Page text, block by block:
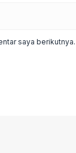
saya berikutnya.